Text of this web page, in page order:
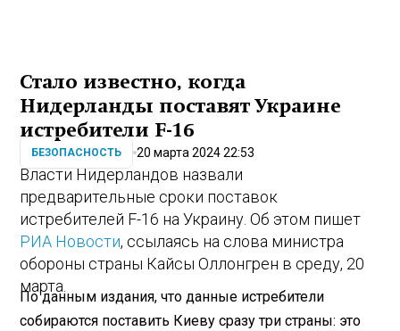
Стало известно, когда
Нидерланды поставят Украине
истребители F-16
БЕЗОПАСНОСТЬ 20 марта 2024 22:53
Власти Нидерландов назвали
предварительные сроки поставок
истребителей F-16 на Украину. Об этом пишет
РИА Новости, ссылаясь на слова министра
обороны страны Кайсы Оллонгрен в среду, 20
марта.
По данным издания, что данные истребители
собираются поставить Киеву сразу три страны: это